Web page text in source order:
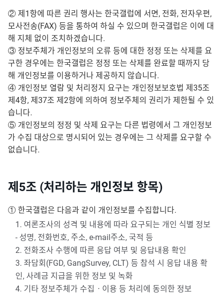
② 제1항에 따른 권리 행사는 한국갤럽에 서면, 전화, 전자우편,
모사전송(FAX) 등을 통하여 하실 수 있으며 한국갤럽은 이에 대
해 지체 없이 조치하겠습니다.
③ 정보주체가 개인정보의 오류 등에 대한 정정 또는 삭제를 요
구한 경우에는 한국갤럽은 정정 또는 삭제를 완료할 때까지 당
해 개인정보를 이용하거나 제공하지 않습니다.
④ 개인정보 열람 및 처리정지 요구는 개인정보보호법 제35조
제4항, 제37조 제2항에 의하여 정보주체의 권리가 제한될 수 있
습니다.
⑤ 개인정보의 정정 및 삭제 요구는 다른 법령에서 그 개인정보
가 수집 대상으로 명시되어 있는 경우에는 그 삭제를 요구할 수
없습니다.
제5조 (처리하는 개인정보 항목)
① 한국갤럽은 다음과 같이 개인정보를 수집합니다.
1. 여론조사의 성격 및 내용에 따라 요구되는 개인 식별 정보
- 성명, 전화번호, 주소, e-mail주소, 국적 등
2. 전화조사 수행에 따른 응답 여부 및 응답내용 확인
3. 좌담회(FGD, GangSurvey, CLT) 등 참석 시 응답 내용 확
인, 사례금 지급을 위한 정보 및 녹화
4. 기타 정보주체가 수집ㆍ이용 등 처리에 동의한 정보